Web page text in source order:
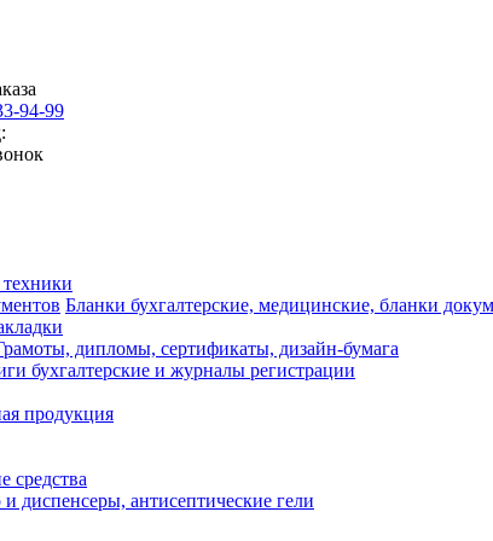
94-99
Бланки бухгалтерские, медицинские, бланки
дипломы, сертификаты, дизайн-бумага
бухгалтерские и журналы регистрации
продукция
диспенсеры, антисептические гели